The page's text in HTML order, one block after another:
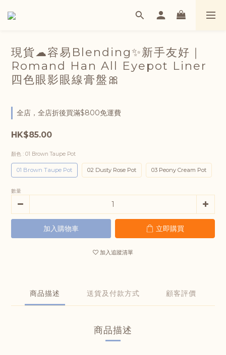
現貨☁容易Blending✨新手友好｜
Romand Han All Eyepot Liner
四色眼影眼線膏盤🎀
全店，全店折後買滿$800免運費
HK$85.00
顏色 : 01 Brown Taupe Pot
01 Brown Taupe Pot 02 Dusty Rose Pot 03 Peony Cream Pot
數量
加入購物車 立即購買
加入追蹤清單
商品描述 送貨及付款方式 顧客評價
商品描述